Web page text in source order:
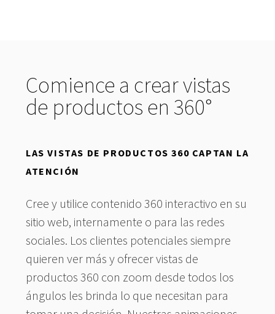
Comience a crear vistas
de productos en 360°
LAS VISTAS DE PRODUCTOS 360 CAPTAN LA
ATENCIÓN
Cree y utilice contenido 360 interactivo en su
sitio web, internamente o para las redes
sociales. Los clientes potenciales siempre
quieren ver más y ofrecer vistas de
productos 360 con zoom desde todos los
ángulos les brinda lo que necesitan para